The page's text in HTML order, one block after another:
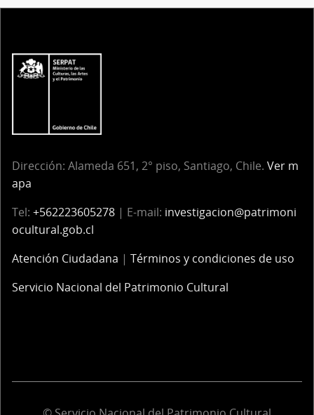
Dirección: Alameda 651, 2° piso, Santiago, Chile. Ver m
apa
Tel: +562223605278 | E-mail: investigacion@patrimoni
ocultural.gob.cl
Atención Ciudadana | Términos y condiciones de uso
Servicio Nacional del Patrimonio Cultural